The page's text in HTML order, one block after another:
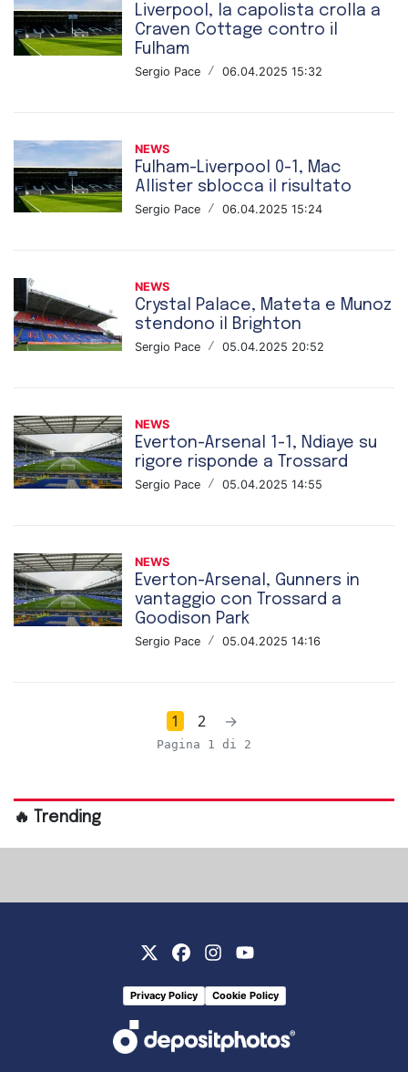
Liverpool, la capolista crolla a
Craven Cottage contro il
Fulham
Sergio Pace / 06.04.2025 15:32
NEWS
Fulham-Liverpool 0-1, Mac
Allister sblocca il risultato
Sergio Pace / 06.04.2025 15:24
NEWS
Crystal Palace, Mateta e Munoz
stendono il Brighton
Sergio Pace / 05.04.2025 20:52
NEWS
Everton-Arsenal 1-1, Ndiaye su
rigore risponde a Trossard
Sergio Pace / 05.04.2025 14:55
NEWS
Everton-Arsenal, Gunners in
vantaggio con Trossard a
Goodison Park
Sergio Pace / 05.04.2025 14:16
1 2 →
Pagina 1 di 2
🔥 Trending
Privacy Policy Cookie Policy